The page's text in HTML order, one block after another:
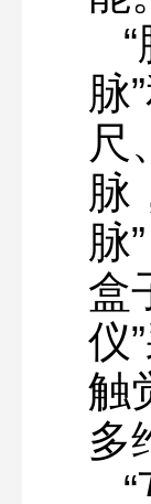
脉
尺
脉
脉
盒
仪
触
多